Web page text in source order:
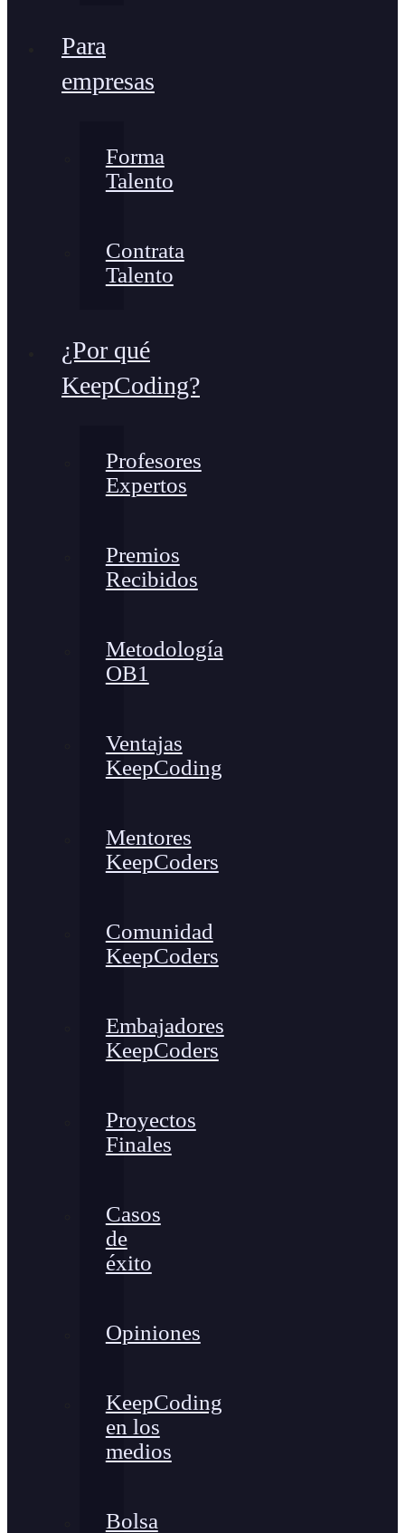
Para
empresas
Forma
Talento
Contrata
Talento
¿Por qué
KeepCoding?
Profesores
Expertos
Premios
Recibidos
Metodología
OB1
Ventajas
KeepCoding
Mentores
KeepCoders
Comunidad
KeepCoders
Embajadores
KeepCoders
Proyectos
Finales
Casos
de
éxito
Opiniones
KeepCoding
en los
medios
Bolsa